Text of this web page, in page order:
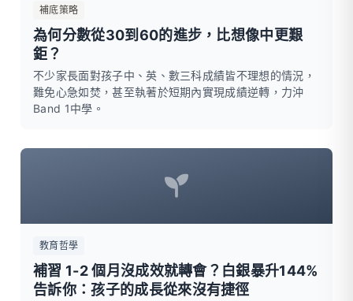
補底策略
為何分數從30到60的進步，比想像中更艱
鉅？
不少家長面對孩子中、英、數三科成績皆不理想的情況，
難免心急如焚，甚至執著於短期內實現成績逆轉，力沖
Band 1中學。
教育哲學
補習 1-2 個月沒成效就轉會？白銀暴升144%
告訴你：孩子的成長從來沒有捷徑